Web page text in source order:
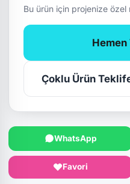
Bu ürün için projenize
Çoklu Ürün
WhatsApp
Favori